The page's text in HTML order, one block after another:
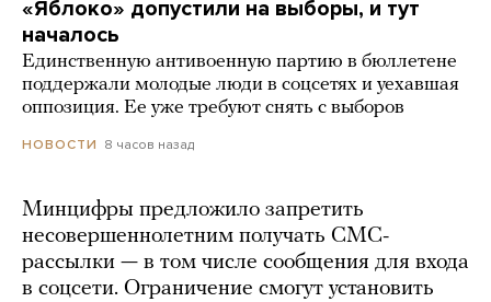
«Яблоко» допустили на выборы, и тут
началось
Единственную антивоенную партию в бюллетене
поддержали молодые люди в соцсетях и уехавшая
оппозиция. Ее уже требуют снять с выборов
НОВОСТИ 8 часов назад
Минцифры предложило запретить
несовершеннолетним получать СМС-
рассылки — в том числе сообщения для входа
в соцсети. Ограничение смогут установить